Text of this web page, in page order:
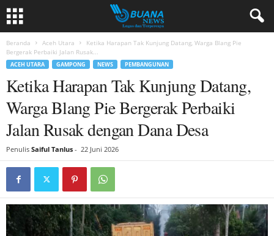
Beranda Aceh Utara
Ketika Harapan Tak Kunjung Datang, Warga Blang Pie
Bergerak Perbaiki Jalan Rusak...
ACEH UTARA GAMPONG NEWS PEMBANGUNAN
Ketika Harapan Tak Kunjung Datang,
Warga Blang Pie Bergerak Perbaiki
Jalan Rusak dengan Dana Desa
Penulis Saiful Tanlus - 22 Juni 2026